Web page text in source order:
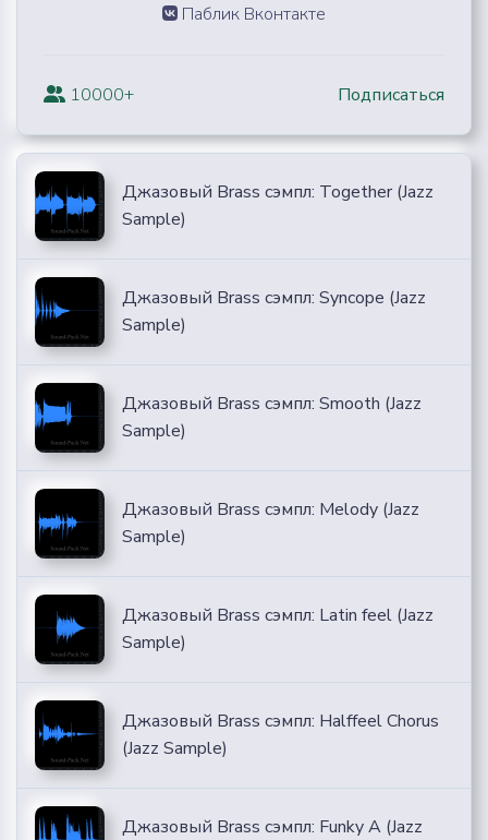
Паблик Вконтакте
10000+ Подписаться
Джазовый Brass сэмпл: Together (Jazz
Sample)
Джазовый Brass сэмпл: Syncope (Jazz
Sample)
Джазовый Brass сэмпл: Smooth (Jazz
Sample)
Джазовый Brass сэмпл: Melody (Jazz
Sample)
Джазовый Brass сэмпл: Latin feel (Jazz
Sample)
Джазовый Brass сэмпл: Halffeel Chorus
(Jazz Sample)
Джазовый Brass сэмпл: Funky A (Jazz